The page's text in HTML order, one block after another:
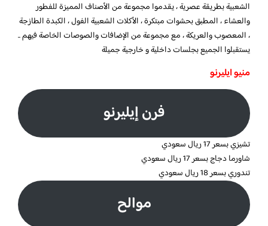
الشعبية بطريقة عصرية ، يقدموا مجموعة من الأصناف المميزة للفطور
والعشاء ، المطبق بحشوات مبتكرة ، الأكلات الشعبية الفول ، الكبدة الطازجة
، المعصوب والعريكة ، مع مجموعة من الإضافات والصوصات الخاصة فيهم ..
يستقبلوا الجميع بجلسات داخلية و خارجية جميلة
منيو ايليرنو
فرن إيليرنو
تشيزي بسعر 17 ريال سعودي
شاورما دجاج بسعر 17 ريال سعودي
تندوري بسعر 18 ريال سعودي
موالح